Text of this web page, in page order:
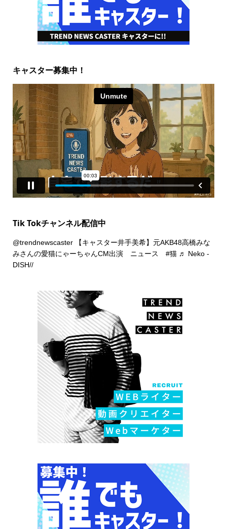
キャスター募集中！
Tik Tokチャンネル配信中
@trendnewscaster【キャスター井手美希】元AKB48高橋みな
みさんの愛猫にゃーちゃんCM出演 ニュース #猫 ♬ Neko -
DISH//